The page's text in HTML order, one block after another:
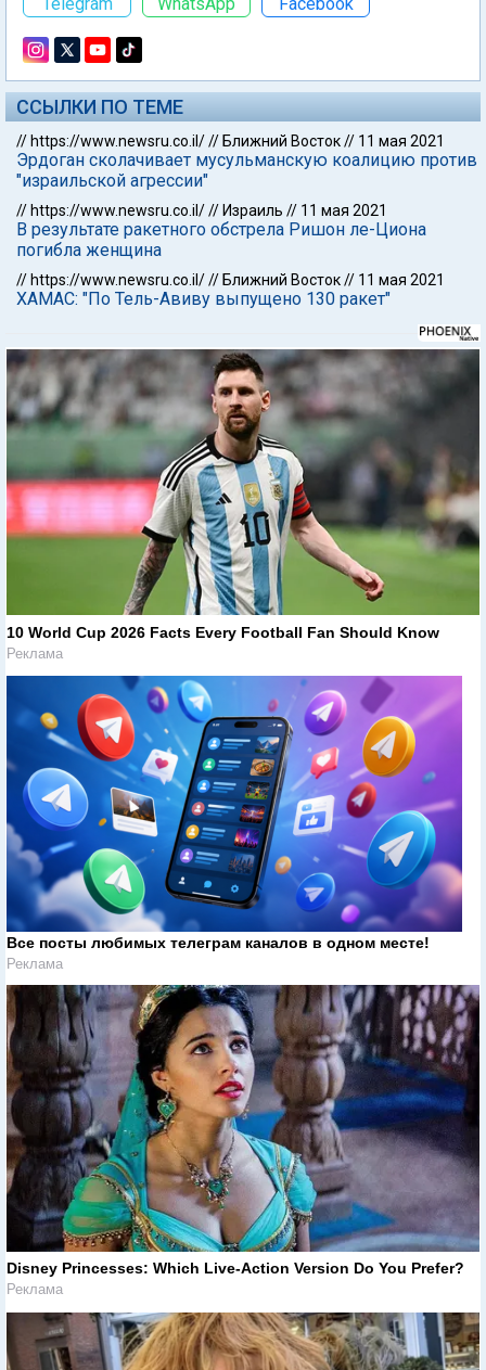
ССЫЛКИ ПО ТЕМЕ
// https://www.newsru.co.il/// Ближний Восток// 11 мая 2021
Эрдоган сколачивает мусульманскую коалицию против
"израильской агрессии"
// https://www.newsru.co.il/// Израиль // 11 мая 2021
В результате ракетного обстрела Ришон ле-Циона
погибла женщина
// https://www.newsru.co.il/// Ближний Восток// 11 мая 2021
ХАМАС: "По Тель-Авиву выпущено 130 ракет"
10 World Cup 2026 Facts Every Football Fan Should Know
Реклама
Все посты любимых телеграм каналов в одном месте!
Реклама
Disney Princesses: Which Live-Action Version Do You Prefer?
Реклама